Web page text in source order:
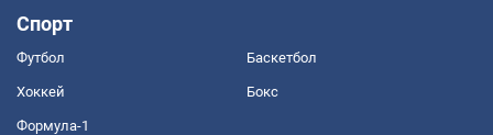
Спорт
Футбол Баскетбол
Хоккей Бокс
Формула-1